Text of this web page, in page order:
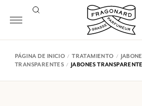
PÁGINA DE INICIO TRATAMIENTO
TRANSPARENTES
JABONES